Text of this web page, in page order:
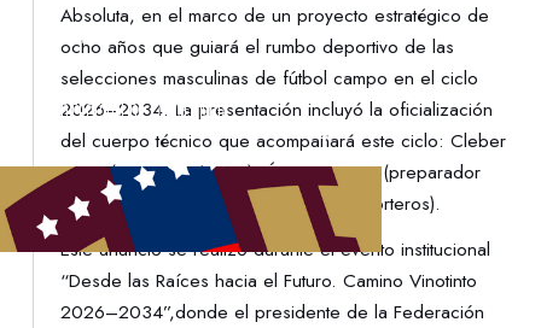
DENUNCIAS
PROTECCIÓN DE LA INFANCIA
Absoluta, en el marco de un proyecto estratégico de
ocho años que guiará el rumbo deportivo de las
selecciones masculinas de fútbol campo en el ciclo
2026–2034. La presentación incluyó la oficialización
del cuerpo técnico que acompañará este ciclo: Cleber
Xavier(asistente técnico), Óscar Ortega (preparador
físico) y Mario Marín (preparador de porteros).
Este anuncio se realizó durante el evento institucional
“Desde las Raíces hacia el Futuro. Camino Vinotinto
2026–2034”,donde el presidente de la Federación